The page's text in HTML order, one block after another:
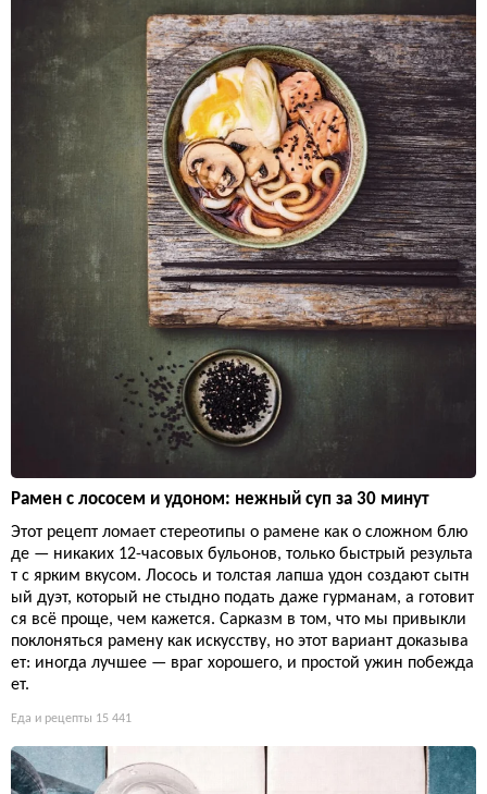
Рамен с лососем и удоном: нежный суп за 30 минут
Этот рецепт ломает стереотипы о рамене как о сложном блю
де — никаких 12-часовых бульонов, только быстрый результа
т с ярким вкусом. Лосось и толстая лапша удон создают сытн
ый дуэт, который не стыдно подать даже гурманам, а готовит
ся всё проще, чем кажется. Сарказм в том, что мы привыкли
поклоняться рамену как искусству, но этот вариант доказыва
ет: иногда лучшее — враг хорошего, и простой ужин побежда
ет.
Еда и рецепты 15 441